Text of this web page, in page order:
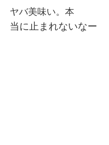
English
ヤバ美味い。本
当に止まれないなー